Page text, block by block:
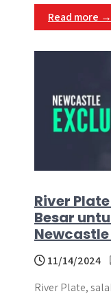
Read more →
River
Besar
11/14/2024
River Plate,